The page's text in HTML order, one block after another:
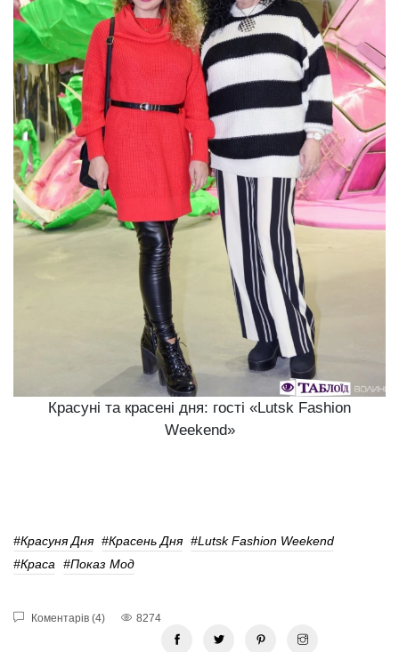
Красуні та красені дня: гості «Lutsk Fashion
Weekend»
#красуня Дня #красень Дня #Lutsk Fashion Weekend
#краса #показ Мод
Коментарів (4) 8274